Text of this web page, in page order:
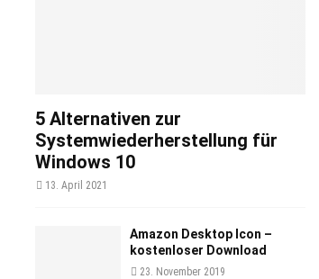
5 Alternativen zur
Systemwiederherstellung für
Windows 10
13. April 2021
Amazon Desktop Icon –
kostenloser Download
23. November 2019